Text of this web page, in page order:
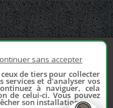
sans accepter
de tiers pour collecter
et d'analyser vos
à naviguer, cela
de celui-ci. Vous pouvez
son installation.